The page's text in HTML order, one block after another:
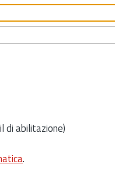
di abilitazione)
.